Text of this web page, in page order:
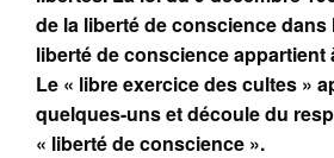
de la liberté de conscience dans
liberté de conscience appartient
Le « libre exercice des cultes »
quelques-uns et découle du
« liberté de conscience ».